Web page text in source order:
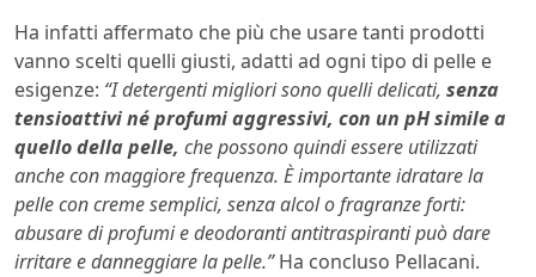
Ha infatti affermato che più che usare tanti prodotti
vanno scelti quelli giusti, adatti ad ogni tipo di pelle e
esigenze: “I detergenti migliori sono quelli delicati, senza
tensioattivi né profumi aggressivi, con un pH simile a
quello della pelle, che possono quindi essere utilizzati
anche con maggiore frequenza. È importante idratare la
pelle con creme semplici, senza alcol o fragranze forti:
abusare di profumi e deodoranti antitraspiranti può dare
irritare e danneggiare la pelle.”Ha concluso Pellacani.